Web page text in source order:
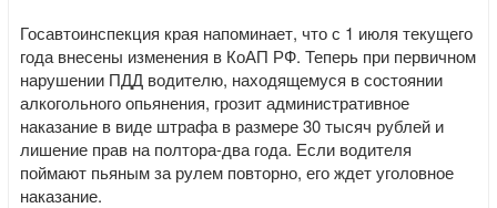
Госавтоинспекция края напоминает, что с 1 июля текущего
года внесены изменения в КоАП РФ. Теперь при первичном
нарушении ПДД водителю, находящемуся в состоянии
алкогольного опьянения, грозит административное
наказание в виде штрафа в размере 30 тысяч рублей и
лишение прав на полтора-два года. Если водителя
поймают пьяным за рулем повторно, его ждет уголовное
наказание.